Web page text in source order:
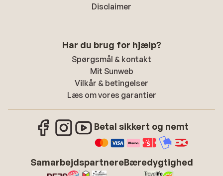
Disclaimer
Har du brug for hjælp?
Spørgsmål & kontakt
Mit Sunweb
Vilkår & betingelser
Læs om vores garantier
Betal sikkert og nemt
SamarbejdspartnereBæredygtighed